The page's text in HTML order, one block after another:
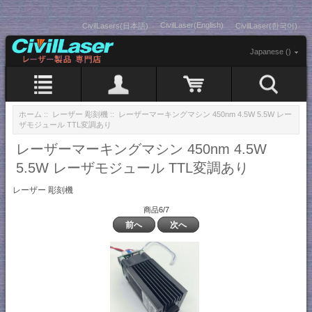
CivilLasers(日本語) CivilLaser(English) CivilLaser(한국어)
Japanese ()
ホーム :: レーザー 彫刻機 :: レーザーマーキングマシン 450nm 4.5W 5.5W レー
ザモジュール TTL変調あり
レーザーマーキングマシン 450nm 4.5W
5.5W レーザモジュール TTL変調あり
レーザー 彫刻機
商品6/7
前へ 次へ